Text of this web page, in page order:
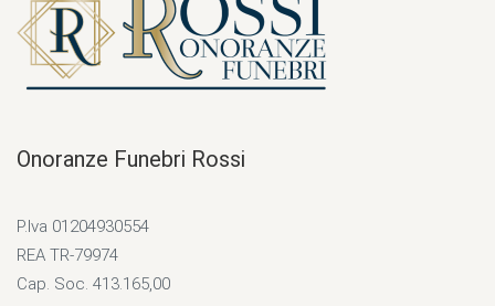
Onoranze Funebri Rossi
P.Iva 01204930554
REA TR-79974
Cap. Soc. 413.165,00